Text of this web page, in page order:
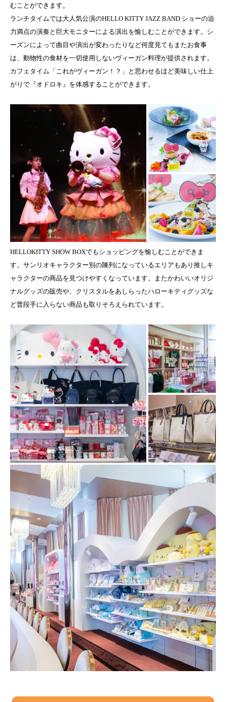
むことができます。
ランチタイムでは大人気公演のHELLO KITTY JAZZ BAND ショーの迫
力満点の演奏と巨大モニターによる演出を愉しむことができます。シ
ーズンによって曲目や演出が変わったりなど何度見てもまたお食事
は、動物性の食材を一切使用しないヴィーガン料理が提供されます。
カフェタイム「これがヴィーガン！？」と思わせるほど美味しい仕上
がりで『オドロキ』を体感することができます。
HELLOKITTY SHOW BOXでもショッピングを愉しむことができま
す。サンリオキャラクター別の陳列になっているエリアもあり推しキ
ャラクターの商品を見つけやすくなっています。またかわいいオリジ
ナルグッズの販売や、クリスタルをあしらったハローキティグッズな
ど普段手に入らない商品も取りそろえられています。